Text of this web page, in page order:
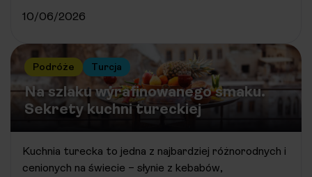
10/06/2026
Podróże Turcja
Na szlaku wyrafinowanego smaku.
Sekrety kuchni tureckiej
Kuchnia turecka to jedna z najbardziej różnorodnych i
cenionych na świecie – słynie z kebabów,